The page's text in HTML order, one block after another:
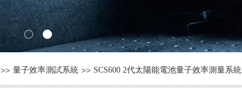
>> 量子效率測試系統 >> SCS600 2代太陽能電池量子效率測量系統